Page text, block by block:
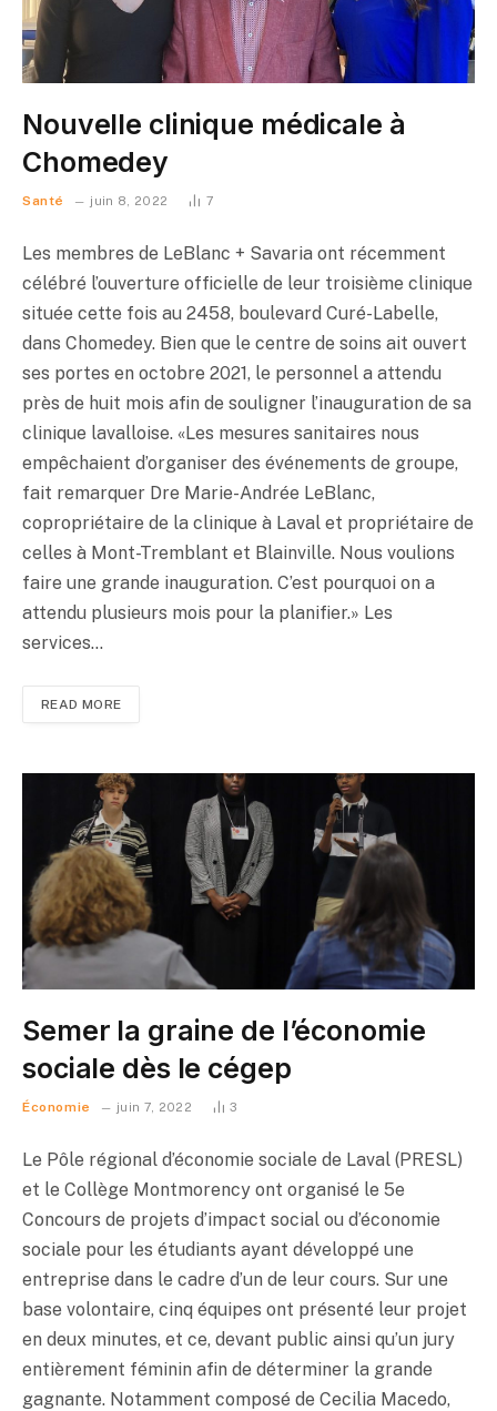
Nouvelle clinique médicale à
Chomedey
Santé juin 8, 2022 7
Les membres de LeBlanc + Savaria ont récemment
célébré l’ouverture officielle de leur troisième clinique
située cette fois au 2458, boulevard Curé-Labelle,
dans Chomedey. Bien que le centre de soins ait ouvert
ses portes en octobre 2021, le personnel a attendu
près de huit mois afin de souligner l’inauguration de sa
clinique lavalloise. «Les mesures sanitaires nous
empêchaient d’organiser des événements de groupe,
fait remarquer Dre Marie-Andrée LeBlanc,
copropriétaire de la clinique à Laval et propriétaire de
celles à Mont-Tremblant et Blainville. Nous voulions
faire une grande inauguration. C’est pourquoi on a
attendu plusieurs mois pour la planifier.» Les
services…
READ MORE
Semer la graine de l’économie
sociale dès le cégep
Économie juin 7, 2022 3
Le Pôle régional d’économie sociale de Laval (PRESL)
et le Collège Montmorency ont organisé le 5e
Concours de projets d’impact social ou d’économie
sociale pour les étudiants ayant développé une
entreprise dans le cadre d’un de leur cours. Sur une
base volontaire, cinq équipes ont présenté leur projet
en deux minutes, et ce, devant public ainsi qu’un jury
entièrement féminin afin de déterminer la grande
gagnante. Notamment composé de Cecilia Macedo,